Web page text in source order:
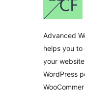
Advanced
helps you
your
WordPress